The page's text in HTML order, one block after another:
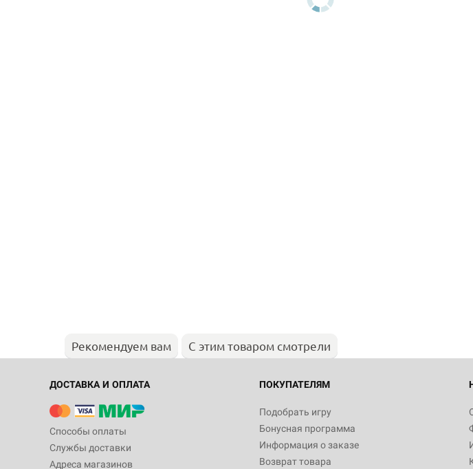
Рекомендуем вам С этим товаром смотрели
ДОСТАВКА И ОПЛАТА
Способы оплаты
Службы доставки
Адреса магазинов
ПОКУПАТЕЛЯМ
Подобрать игру
Бонусная программа
Информация о заказе
Возврат товара